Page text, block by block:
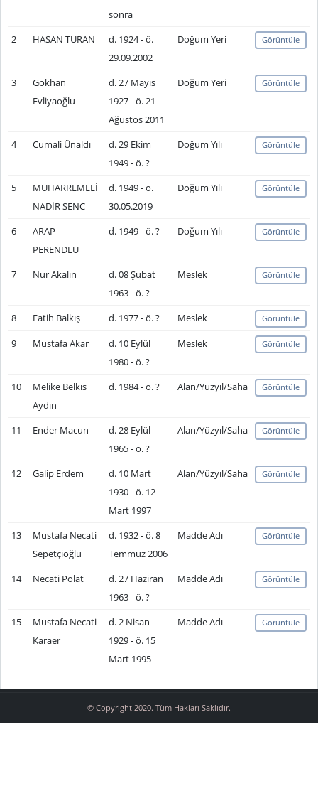
sonra
2 HASAN TURAN
d. 1924 - ö.
29.09.2002
Doğum Yeri Görüntüle
3
Gökhan
Evliyaoğlu
d. 27 Mayıs
1927 - ö. 21
Ağustos 2011
Doğum Yeri Görüntüle
4 Cumali Ünaldı
d. 29 Ekim
1949 - ö. ?
Doğum Yılı Görüntüle
5
MUHARREMELİ
NADİR SENC
d. 1949 - ö.
30.05.2019
Doğum Yılı Görüntüle
6
ARAP
PERENDLU
d. 1949 - ö. ? Doğum Yılı Görüntüle
7 Nur Akalın
d. 08 Şubat
1963 - ö. ?
Meslek Görüntüle
8 Fatih Balkış d. 1977 - ö. ? Meslek Görüntüle
9 Mustafa Akar
d. 10 Eylül
1980 - ö. ?
Meslek Görüntüle
10
Melike Belkıs
Aydın
d. 1984 - ö. ? Alan/Yüzyıl/Saha Görüntüle
11 Ender Macun
d. 28 Eylül
1965 - ö. ?
Alan/Yüzyıl/Saha Görüntüle
12 Galip Erdem
d. 10 Mart
1930 - ö. 12
Mart 1997
Alan/Yüzyıl/Saha Görüntüle
13
Mustafa Necati
Sepetçioğlu
d. 1932 - ö. 8
Temmuz 2006
Madde Adı Görüntüle
14 Necati Polat
d. 27 Haziran
1963 - ö. ?
Madde Adı Görüntüle
15
Mustafa Necati
Karaer
d. 2 Nisan
1929 - ö. 15
Mart 1995
Madde Adı Görüntüle
© Copyright 2020. Tüm Hakları Saklıdır.